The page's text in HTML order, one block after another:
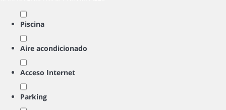
Piscina
Aire acondicionado
Acceso Internet
Parking